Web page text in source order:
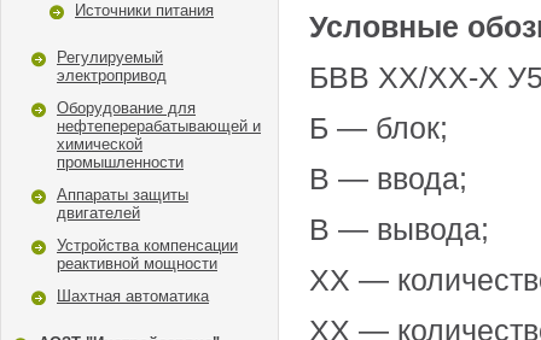
Источники питания
Регулируемый
электропривод
Оборудование для
нефтеперерабатывающей и
химической
промышленности
Аппараты защиты
двигателей
Устройства компенсации
реактивной мощности
Шахтная автоматика
Условные
БВВ ХХ/XX-X
Б — блок;
В — ввода;
В — вывода;
ХХ —
XX —